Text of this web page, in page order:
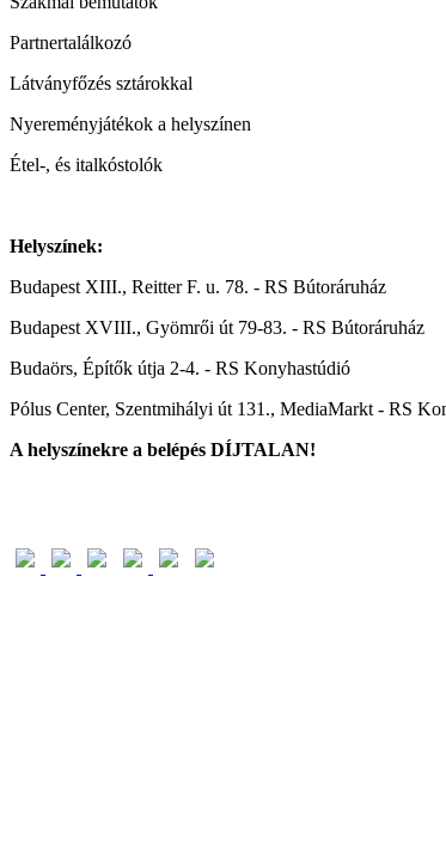
Partnertalálkozó
Látványfőzés sztárokkal
Nyereményjátékok a helyszínen
Étel-, és italkóstolók
Helyszínek:
Budapest XIII., Reitter F. u. 78. - RS Bútoráruház
Budapest XVIII., Gyömrői út 79-83. - RS Bútoráruház
Budaörs, Építők útja 2-4. - RS Konyhastúdió
Pólus Center, Szentmihályi út 131., MediaMarkt - RS
A helyszínekre a belépés DÍJTALAN!